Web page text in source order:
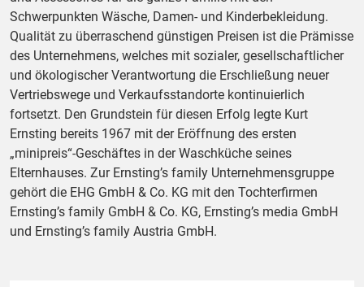
Schwerpunkten Wäsche, Damen- und Kinderbekleidung.
Qualität zu überraschend günstigen Preisen ist die Prämisse
des Unternehmens, welches mit sozialer, gesellschaftlicher
und ökologischer Verantwortung die Erschließung neuer
Vertriebswege und Verkaufsstandorte kontinuierlich
fortsetzt. Den Grundstein für diesen Erfolg legte Kurt
Ernsting bereits 1967 mit der Eröffnung des ersten
„minipreis“-Geschäftes in der Waschküche seines
Elternhauses. Zur Ernsting’s family Unternehmensgruppe
gehört die EHG GmbH & Co. KG mit den Tochterfirmen
Ernsting’s family GmbH & Co. KG, Ernsting’s media GmbH
und Ernsting’s family Austria GmbH.